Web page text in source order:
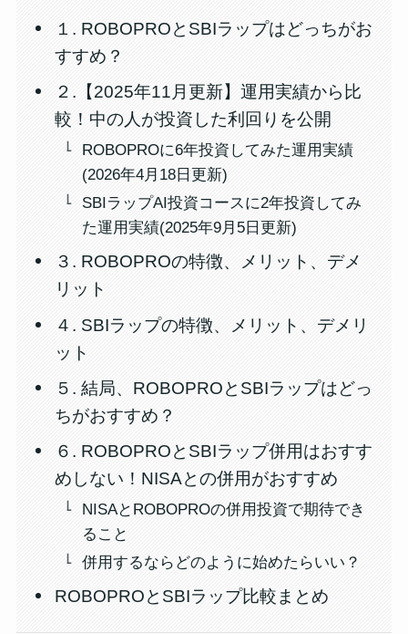
１. ROBOPROとSBIラップはどっちがお
すすめ？
２.【2025年11月更新】運用実績から比
較！中の人が投資した利回りを公開
ROBOPROに6年投資してみた運用実績
(2026年4月18日更新)
SBIラップAI投資コースに2年投資してみ
た運用実績(2025年9月5日更新)
３. ROBOPROの特徴、メリット、デメ
リット
４. SBIラップの特徴、メリット、デメリ
ット
５. 結局、ROBOPROとSBIラップはどっ
ちがおすすめ？
６. ROBOPROとSBIラップ併用はおすす
めしない！NISAとの併用がおすすめ
NISAとROBOPROの併用投資で期待でき
ること
併用するならどのように始めたらいい？
ROBOPROとSBIラップ比較まとめ